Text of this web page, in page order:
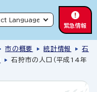
緊急情報
市の概要 統計情報
石
石狩市の人口（平成14年